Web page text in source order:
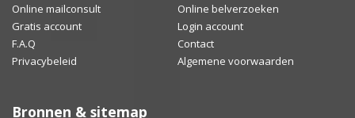
Online mailconsult
Online belverzoeken
Gratis account
Login account
F.A.Q
Contact
Privacybeleid
Algemene voorwaarden
Bronnen & sitemap